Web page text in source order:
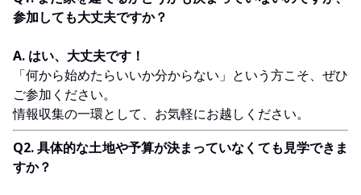
参加しても大丈夫ですか？
A. はい、大丈夫です！
「何から始めたらいいか分からない」という方こそ、ぜひ
ご参加ください。
情報収集の一環として、お気軽にお越しください。
Q2. 具体的な土地や予算が決まっていなくても見学できま
すか？